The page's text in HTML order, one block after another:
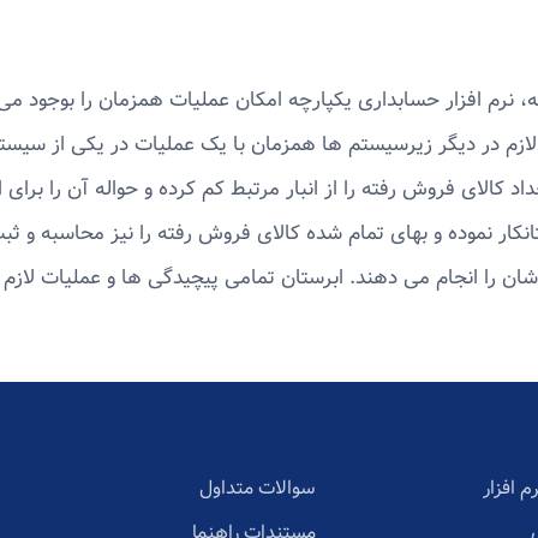
یکپارچه امکان عملیات همزمان را بوجود می آورد و
زیرسیستم ها همزمان با یک عملیات در یکی از سیستم ها
رفته را از انبار مرتبط کم کرده و حواله آن را برای انبار
بهای تمام شده کالای فروش رفته را نیز محاسبه و ثبت می
می دهند. ابرستان تمامی پیچیدگی ها و عملیات لازم را
سوالات متداول